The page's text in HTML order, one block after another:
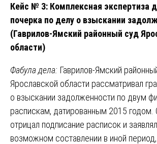
Кейс № 3: Комплексная экспертиза
почерка по делу о взыскании
(Гаврилов-Ямский районный суд
области)
Фабула дела: Гаврилов-Ямский
Ярославской области рассматривал
о взыскании задолженности по двум
распискам, датированным 2015 годом.
отрицал подписание расписок и
возможном составлении в иной период,